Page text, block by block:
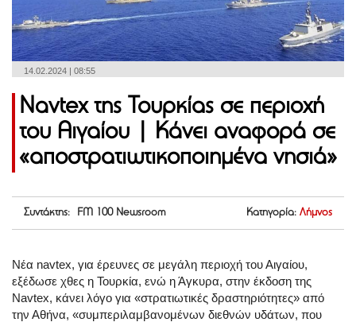
14.02.2024 | 08:55
Navtex της Τουρκίας σε περιοχή
του Αιγαίου | Κάνει αναφορά σε
«αποστρατιωτικοποιημένα νησιά»
Συντάκτης: FM 100 Newsroom Κατηγορία: Λήμνος
Νέα navtex, για έρευνες σε μεγάλη περιοχή του Αιγαίου,
εξέδωσε χθες η Τουρκία, ενώ η Άγκυρα, στην έκδοση της
Navtex, κάνει λόγο για «στρατιωτικές δραστηριότητες» από
την Αθήνα, «συμπεριλαμβανομένων διεθνών υδάτων, που